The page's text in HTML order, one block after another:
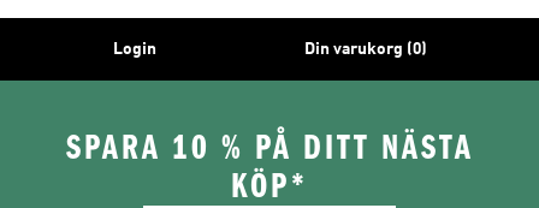
Login Din varukorg (0)
SPARA 10 % PÅ DITT NÄSTA
KÖP*